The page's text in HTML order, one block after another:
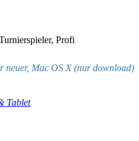
, Profi
neuer, Mac OS X (nur download)
Tablet